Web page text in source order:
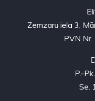
Zemzaru iela 3,
PVN
P.-
Se.